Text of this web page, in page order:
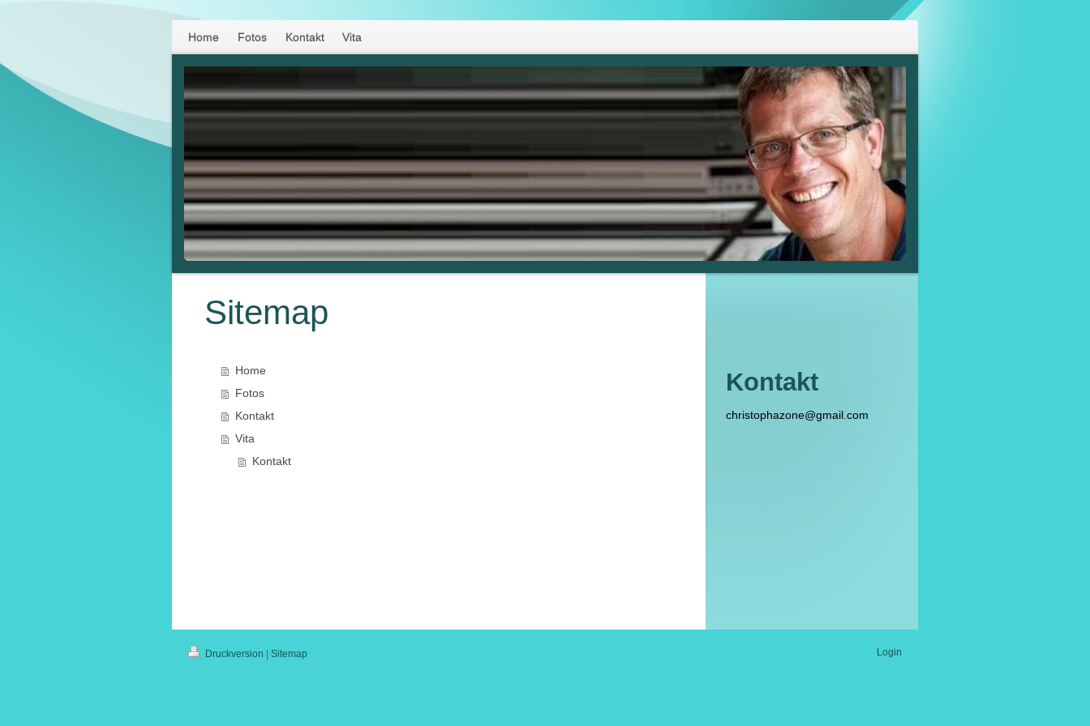
Home Fotos Kontakt Vita
Sitemap
Home
Fotos
Kontakt
Vita
Kontakt
Kontakt
christophazone@gmail.com
Druckversion | Sitemap Login